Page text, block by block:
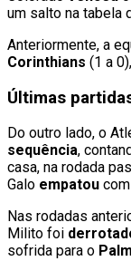
um salto na tabela
Anteriormente, a
Corinthians (1 a
Últimas
Do outro lado, o
sequência,
casa, na rodada
Galo empatou
Nas rodadas
Milito foi
sofrida para o